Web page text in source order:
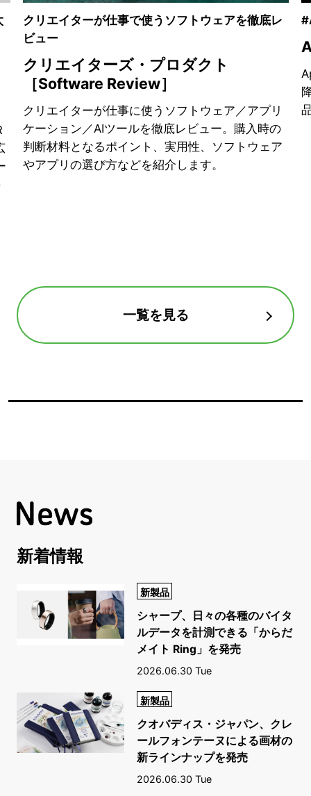
クリエイターが仕事で使うソフトウェアを徹底レ
ビュー
クリエイターズ・プロダクト
［Software Review］
クリエイターが仕事に使うソフトウェア／アプリ
ケーション／AIツールを徹底レビュー。購入時の
判断材料となるポイント、実用性、ソフトウェア
やアプリの選び方などを紹介します。
一覧を見る
新着情報
新製品
シャープ、日々の各種のバイタ
ルデータを計測できる「からだ
メイト Ring」を発売
2026.06.30 Tue
新製品
クオバディス・ジャパン、クレ
ールフォンテーヌによる画材の
新ラインナップを発売
2026.06.30 Tue